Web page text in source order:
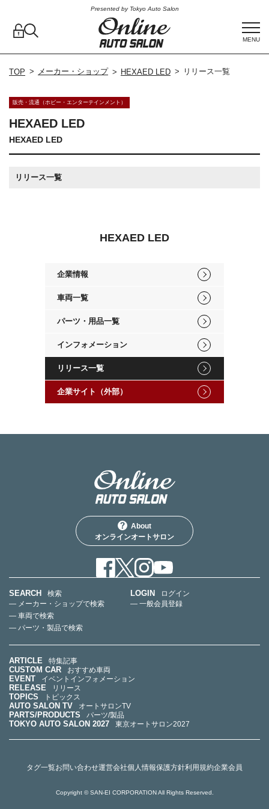
Presented by Tokyo Auto Salon
MENU
TOP メーカー・ショップ HEXAED LED リリース一覧
販売・流通（ホビー・エンターテインメント）
HEXAED LED
HEXAED LED
リリース一覧
HEXAED LED
企業情報
車両一覧
パーツ・用品一覧
インフォメーション
リリース一覧
企業サイト（外部）
About
オンラインオートサロン
SEARCH
検索
— メーカー・ショップで検索
— 車両で検索
— パーツ・製品で検索
LOGIN
ログイン
— 一般会員登録
ARTICLE 特集記事
CUSTOM CAR おすすめ車両
EVENT イベントインフォメーション
RELEASE リリース
TOPICS トピックス
AUTO SALON TV オートサロンTV
PARTS/PRODUCTS パーツ/製品
TOKYO AUTO SALON 2027 東京オートサロン2027
タグ一覧お問い合わせ運営会社個人情報保護方針利用規約企業会員
Copyright © SAN-EI CORPORATION All Rights Reserved.